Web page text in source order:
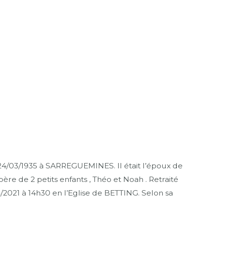
03/1935 à SARREGUEMINES. Il était l’époux de
de 2 petits enfants , Théo et Noah . Retraité
à 14h30 en l’Eglise de BETTING. Selon sa